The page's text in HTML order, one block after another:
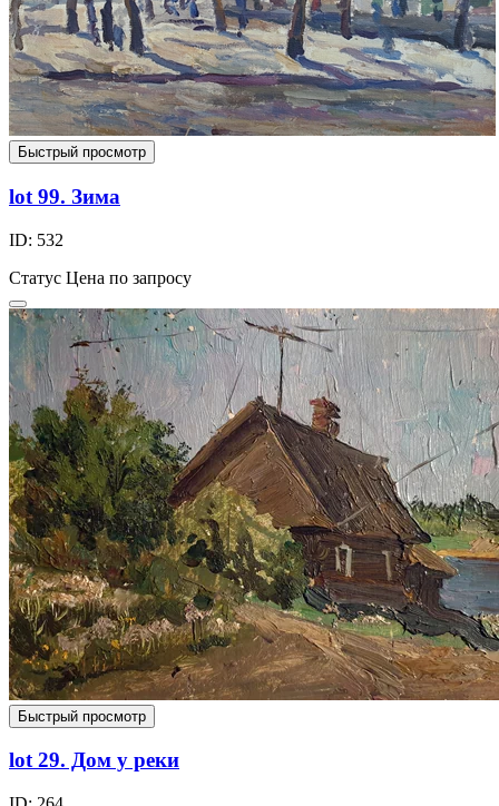
Быстрый просмотр
lot 99. Зима
ID: 532
Статус Цена по запросу
Быстрый просмотр
lot 29. Дом у реки